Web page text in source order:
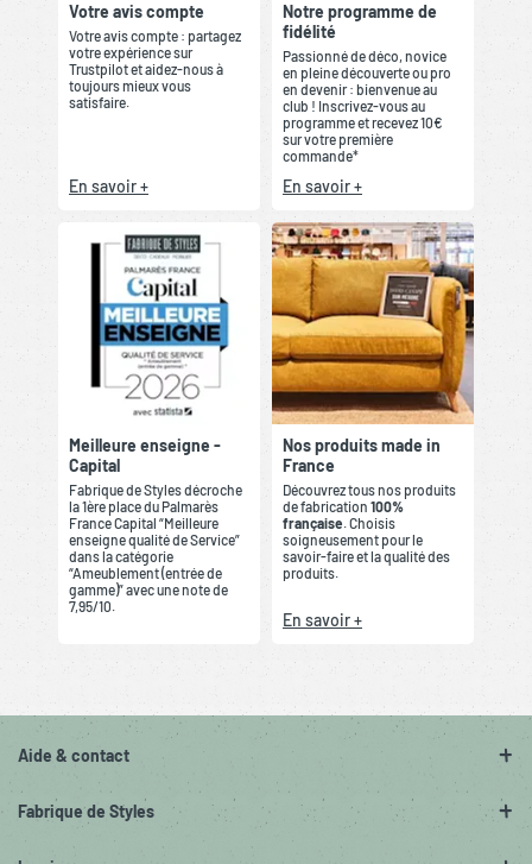
Votre avis compte
Votre avis compte : partagez
votre expérience sur
Trustpilot et aidez-nous à
toujours mieux vous
satisfaire.
En savoir +
Notre programme de
fidélité
Passionné de déco, novice
en pleine découverte ou pro
en devenir : bienvenue au
club ! Inscrivez-vous au
programme et recevez 10€
sur votre première
commande*
En savoir +
Meilleure enseigne -
Capital
Fabrique de Styles décroche
la 1ère place du Palmarès
France Capital “Meilleure
enseigne qualité de Service”
dans la catégorie
“Ameublement (entrée de
gamme)” avec une note de
7,95/10.
Nos produits made in
France
Découvrez tous nos produits
de fabrication 100%
française. Choisis
soigneusement pour le
savoir-faire et la qualité des
produits.
En savoir +
Aide & contact
Fabrique de Styles